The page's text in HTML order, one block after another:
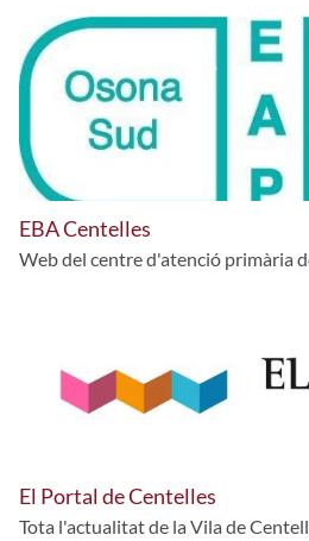
EBA Centelles
Web del centre d'atenció primària
El Portal de Centelles
Tota l'actualitat de la Vila de